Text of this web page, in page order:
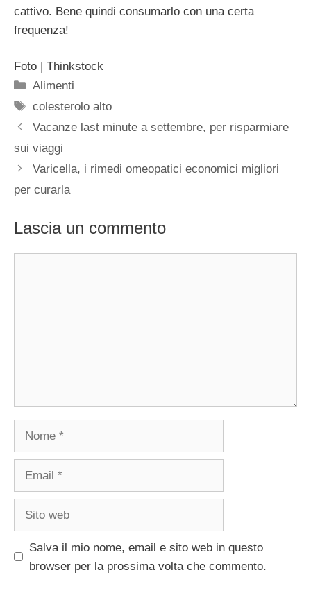
cattivo. Bene quindi consumarlo con una certa
frequenza!
Foto | Thinkstock
Categorie
Alimenti
Tag
colesterolo alto
Vacanze last minute a settembre, per risparmiare
sui viaggi
Varicella, i rimedi omeopatici economici migliori
per curarla
Lascia un commento
Nome
Email
Sito
Salva il mio nome, email e sito web in questo
browser per la prossima volta che commento.